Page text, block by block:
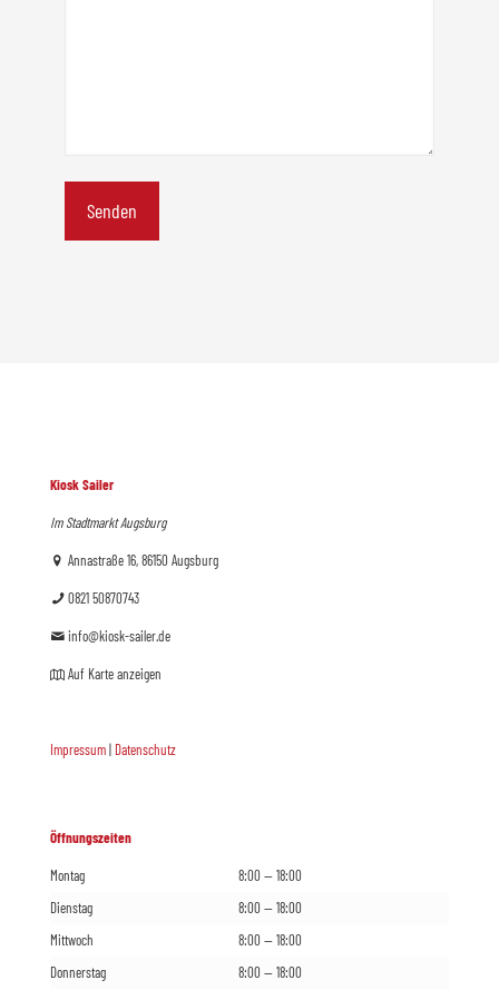
Kiosk Sailer
Im Stadtmarkt Augsburg
Annastraße 16, 86150 Augsburg
0821 50870743
info@kiosk-sailer.de
Auf Karte anzeigen
Impressum| Datenschutz
Öffnungszeiten
Montag
8:00 — 18:00
Dienstag
8:00 — 18:00
Mittwoch
8:00 — 18:00
Donnerstag
8:00 — 18:00